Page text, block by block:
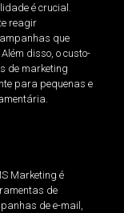
é crucial.
reagir
que
disso, o custo-
de marketing
para pequenas e
Marketing é
de
de e-mail,